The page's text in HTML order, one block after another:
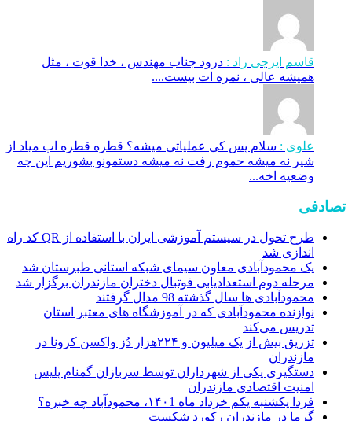
قاسم ایرجی راد : درود جناب مهندس ، خدا قوت ، مثل
همیشه عالی ، نمره ات بیست....
علوی : سلام پس کی عملیاتی میشه؟ قطره قطره اب میاد از
شیر نه میشه حموم رفت نه میشه دستمونو بشوریم این چه
وضعیه اخه...
تصادفی
طرح تحول در سیستم آموزشی ایران با استفاده از QR کد راه
اندازی شد
یک محمودآبادی معاون سیمای شبکه استانی طبرستان شد
مرحله دوم استعدادیابی فوتبال دختران مازندران برگزار شد
محمودآبادی ها سال گذشته 98 مدال گرفتند
نوازنده محمودآبادی که در آموزشگاه های معتبر استان
تدریس می‌کند
تزریق بیش از یک میلیون و ۲۲۴هزار دُز واکسن کرونا در
مازندران
دستگیری یکی از شهرداران توسط سربازان گمنام پلیس
امنیت اقتصادی مازندران
فردا یکشنبه یکم خرداد ماه ۱۴۰1، محمودآباد چه خبره؟
گرما در مازندران رکورد شکست